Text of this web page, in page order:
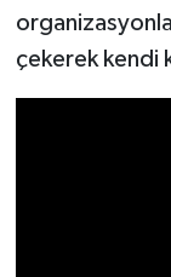
çekerek kendi
Türkiye